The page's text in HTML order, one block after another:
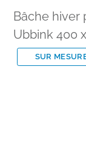
Bâche hiver
Ubbink 400
SUR